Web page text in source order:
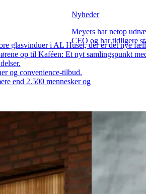
og convenience-tilbud.
end 2.500 mennesker og
glasvinduer i AL Huset, der er det nye
op til Kaféen: Et nyt samlingspunkt
Nyheder
Meyers har netop
CEO og har tidligere